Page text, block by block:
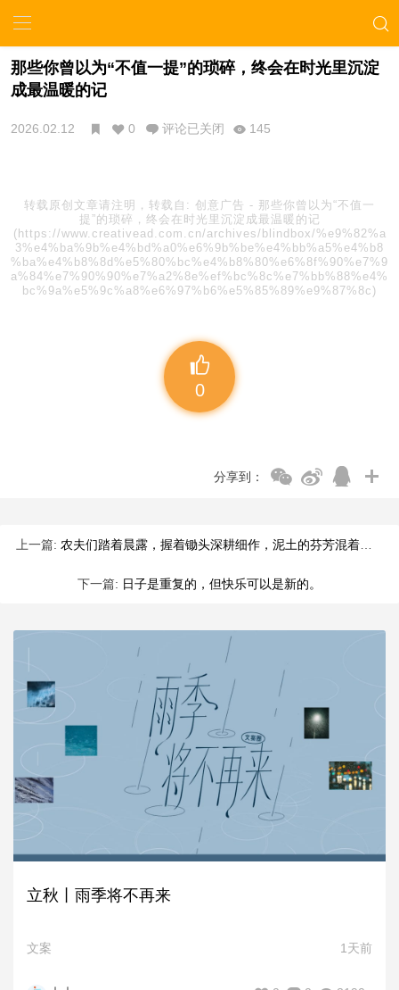
那些你曾以为“不值一提”的琐碎，终会在时光里沉淀
成最温暖的记
2026.02.12 0 评论已关闭 145
转载原创文章请注明，转载自: 创意广告 - 那些你曾以为“不值一
提”的琐碎，终会在时光里沉淀成最温暖的记
(https://www.creativead.com.cn/archives/blindbox/%e9%82%a
3%e4%ba%9b%e4%bd%a0%e6%9b%be%e4%bb%a5%e4%b8
%ba%e4%b8%8d%e5%80%bc%e4%b8%80%e6%8f%90%e7%9
a%84%e7%90%90%e7%a2%8e%ef%bc%8c%e7%bb%88%e4%
bc%9a%e5%9c%a8%e6%97%b6%e5%85%89%e9%87%8c)
0
分享到：
上一篇: 农夫们踏着晨露，握着锄头深耕细作，泥土的芬芳混着汗水的气息，
下一篇: 日子是重复的，但快乐可以是新的。
立秋丨雨季将不再来
文案 1天前